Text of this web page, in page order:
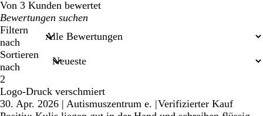
Von 3 Kunden bewertet
Meine
Sucheingaben
Filtern
nach
Sortieren
nach
2
Logo-Druck verschmiert
30. Apr. 2026 | Autismuszentrum e. |Verifizierter Kauf